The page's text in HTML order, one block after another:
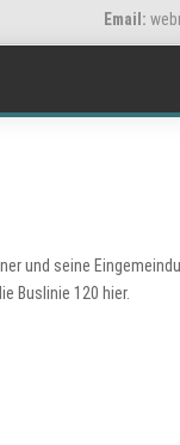
Email:
und seine
Buslinie 120 hier.